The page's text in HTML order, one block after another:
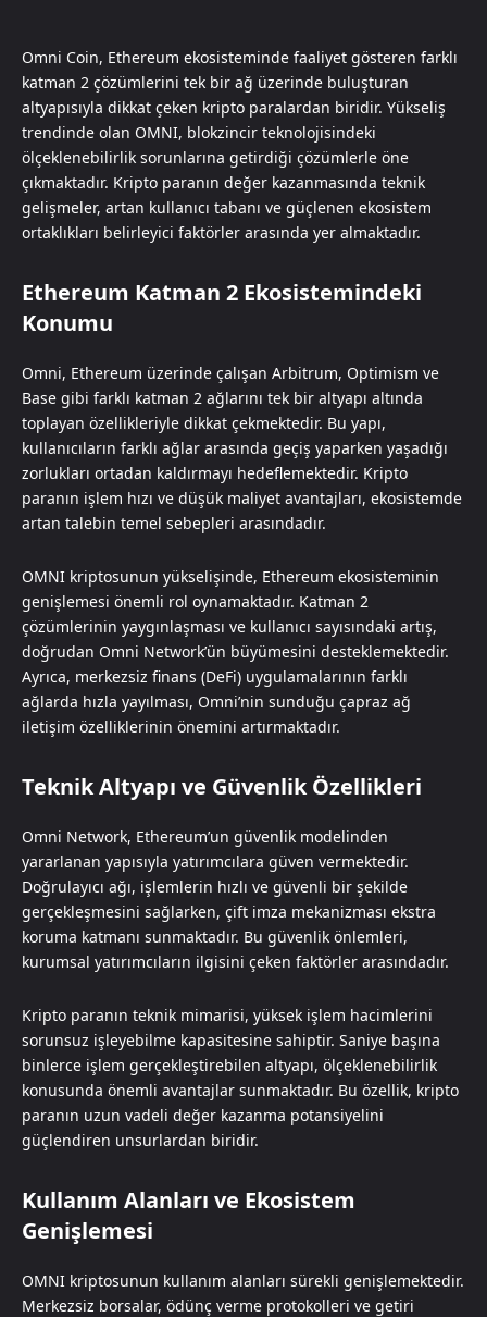
Omni Coin, Ethereum ekosisteminde faaliyet gösteren farklı
katman 2 çözümlerini tek bir ağ üzerinde buluşturan
altyapısıyla dikkat çeken kripto paralardan biridir. Yükseliş
trendinde olan OMNI, blokzincir teknolojisindeki
ölçeklenebilirlik sorunlarına getirdiği çözümlerle öne
çıkmaktadır. Kripto paranın değer kazanmasında teknik
gelişmeler, artan kullanıcı tabanı ve güçlenen ekosistem
ortaklıkları belirleyici faktörler arasında yer almaktadır.
Ethereum Katman 2 Ekosistemindeki
Konumu
Omni, Ethereum üzerinde çalışan Arbitrum, Optimism ve
Base gibi farklı katman 2 ağlarını tek bir altyapı altında
toplayan özellikleriyle dikkat çekmektedir. Bu yapı,
kullanıcıların farklı ağlar arasında geçiş yaparken yaşadığı
zorlukları ortadan kaldırmayı hedeflemektedir. Kripto
paranın işlem hızı ve düşük maliyet avantajları, ekosistemde
artan talebin temel sebepleri arasındadır.
OMNI kriptosunun yükselişinde, Ethereum ekosisteminin
genişlemesi önemli rol oynamaktadır. Katman 2
çözümlerinin yaygınlaşması ve kullanıcı sayısındaki artış,
doğrudan Omni Network’ün büyümesini desteklemektedir.
Ayrıca, merkezsiz finans (DeFi) uygulamalarının farklı
ağlarda hızla yayılması, Omni’nin sunduğu çapraz ağ
iletişim özelliklerinin önemini artırmaktadır.
Teknik Altyapı ve Güvenlik Özellikleri
Omni Network, Ethereum’un güvenlik modelinden
yararlanan yapısıyla yatırımcılara güven vermektedir.
Doğrulayıcı ağı, işlemlerin hızlı ve güvenli bir şekilde
gerçekleşmesini sağlarken, çift imza mekanizması ekstra
koruma katmanı sunmaktadır. Bu güvenlik önlemleri,
kurumsal yatırımcıların ilgisini çeken faktörler arasındadır.
Kripto paranın teknik mimarisi, yüksek işlem hacimlerini
sorunsuz işleyebilme kapasitesine sahiptir. Saniye başına
binlerce işlem gerçekleştirebilen altyapı, ölçeklenebilirlik
konusunda önemli avantajlar sunmaktadır. Bu özellik, kripto
paranın uzun vadeli değer kazanma potansiyelini
güçlendiren unsurlardan biridir.
Kullanım Alanları ve Ekosistem
Genişlemesi
OMNI kriptosunun kullanım alanları sürekli genişlemektedir.
Merkezsiz borsalar, ödünç verme protokolleri ve getiri